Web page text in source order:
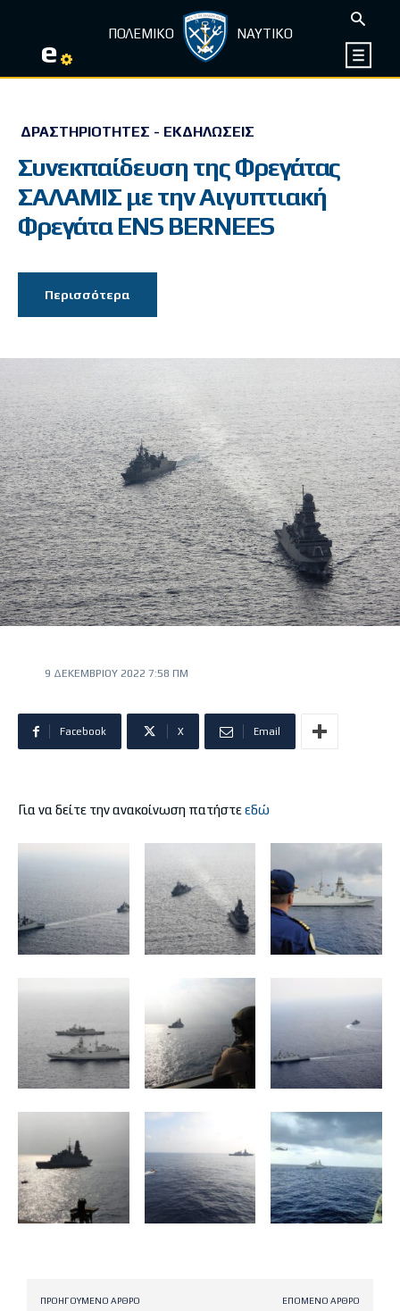
e ΠΟΛΕΜΙΚΟ ΝΑΥΤΙΚΟ
ΔΡΑΣΤΗΡΙΌΤΗΤΕΣ - ΕΚΔΗΛΏΣΕΙΣ
Συνεκπαίδευση της Φρεγάτας
ΣΑΛΑΜΙΣ με την Αιγυπτιακή
Φρεγάτα ENS BERNEES
Περισσότερα
9 ΔΕΚΕΜΒΡΊΟΥ 2022 7:58 ΠΜ
Facebook X Email
Για να δείτε την ανακοίνωση πατήστεεδώ
ΠΡΟΗΓΟΎΜΕΝΟ ΆΡΘΡΟ ΕΠΌΜΕΝΟ ΆΡΘΡΟ